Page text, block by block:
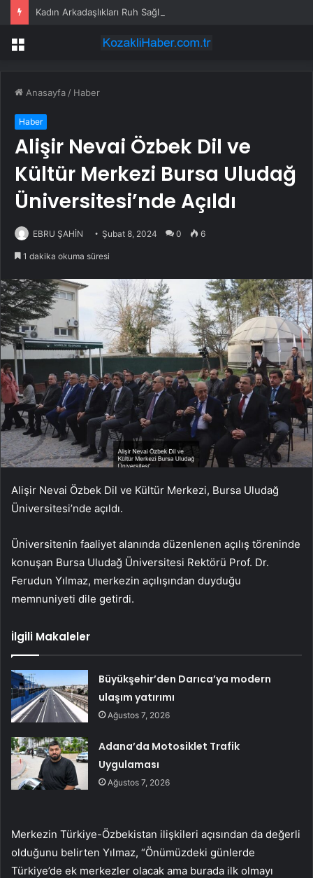
Menü
Anasayfa / Haber
Haber
Alişir Nevai Özbek Dil ve
Kültür Merkezi Bursa Uludağ
Üniversitesi’nde Açıldı
EBRU ŞAHİN Şubat 8, 2024 0 6
1 dakika okuma süresi
Alişir Nevai Özbek Dil ve Kültür Merkezi, Bursa Uludağ
Üniversitesi’nde açıldı.
Üniversitenin faaliyet alanında düzenlenen açılış töreninde
konuşan Bursa Uludağ Üniversitesi Rektörü Prof. Dr.
Ferudun Yılmaz, merkezin açılışından duyduğu
memnuniyeti dile getirdi.
İlgili Makaleler
Büyükşehir’den Darıca’ya modern
ulaşım yatırımı
Ağustos 7, 2026
Adana’da Motosiklet Trafik
Uygulaması
Ağustos 7, 2026
Merkezin Türkiye-Özbekistan ilişkileri açısından da değerli
olduğunu belirten Yılmaz, “Önümüzdeki günlerde
Türkiye’de ek merkezler olacak ama burada ilk olmayı